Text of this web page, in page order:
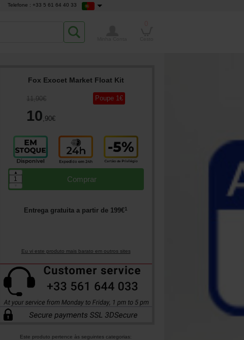
Telefone : +33 5 61 64 40 33
Fox Exocet Market Float Kit
11,90€
10,90€
Poupe 1€
Comprar
▲
Entrega gratuita a partir de 199€1
Eu vi este produto mais barato em outros sites
Este produto pertence às seguintes categorias: